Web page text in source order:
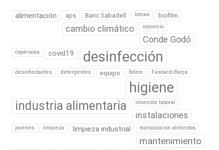
alimentación aps Banc Sabadell becas biofilm
cambio climático comercio
Conde Godó
copersona covid19 desinfección
desinfectantes detergentes equipo fidem Fundació Barça
higiene
industria alimentaria inserción laboral
instalaciones
jovenes limpieza limpieza industrial manipulacion alimentos
mantenimiento